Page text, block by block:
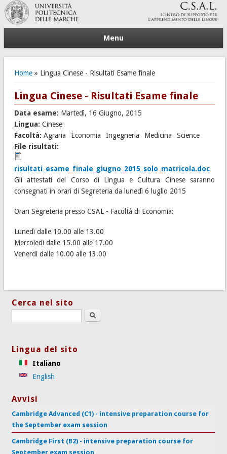
Menu
Tu sei qui
Home» Lingua Cinese - Risultati Esame finale
Lingua Cinese - Risultati Esame finale
Data esame: Martedì, 16 Giugno, 2015
Lingua: Cinese
Facoltà: Agraria Economia Ingegneria Medicina
Science
File risultati:
risultati_esame_finale_giugno_2015_solo_matricola.doc
Gli attestati del Corso di Lingua e Cultura Cinese saranno
consegnati in orari di Segreteria da lunedì 6 luglio 2015
Orari Segreteria presso CSAL - Facoltà di Economia:
Lunedì dalle 10.00 alle 13.00
Mercoledì dalle 15.00 alle 17.00
Venerdì dalle 10.00 alle 13.00
Cerca nel sito
Search this site
Lingua del sito
Italiano
English
Avvisi
Cambridge Advanced (C1) - intensive preparation course for
the September exam session
Cambridge First (B2) - intensive preparation course for
September exam session